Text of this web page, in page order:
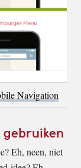
Navigation
Eh, neen, niet